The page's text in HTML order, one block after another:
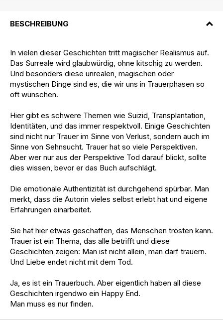
BESCHREIBUNG
In vielen dieser Geschichten tritt magischer Realismus auf.
Das Surreale wird glaubwürdig, ohne kitschig zu werden.
Und besonders diese unrealen, magischen oder
mystischen Dinge sind es, die wir uns in Trauerphasen so
oft wünschen.
Hier gibt es schwere Themen wie Suizid, Transplantation,
Identitäten, und das immer respektvoll. Einige Geschichten
sind nicht nur Trauer im Sinne von Verlust, sondern auch im
Sinne von Sehnsucht. Trauer hat so viele Perspektiven.
Aber wer nur aus der Perspektive Tod darauf blickt, sollte
dies wissen, bevor er das Buch aufschlägt.
Die emotionale Authentizität ist durchgehend spürbar. Man
merkt, dass die Autorin vieles selbst erlebt hat und eigene
Erfahrungen einarbeitet.
Sie hat hier etwas geschaffen, das Menschen trösten kann.
Trauer ist ein Thema, das alle betrifft und diese
Geschichten zeigen: Man ist nicht allein, man darf trauern.
Und Liebe endet nicht mit dem Tod.
Ja, es ist ein Trauerbuch. Aber eigentlich haben all diese
Geschichten irgendwo ein Happy End.
Man muss es nur finden.